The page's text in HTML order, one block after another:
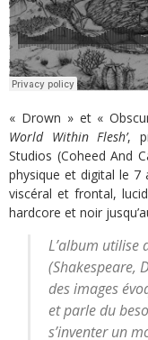
« Drown » et «
World Within Flesh’,
Studios (Coheed And
physique et digital le 7
viscéral et frontal,
hardcore et noir
L’album utilise
(Shakespeare,
des images
et parle du
s’inventer un